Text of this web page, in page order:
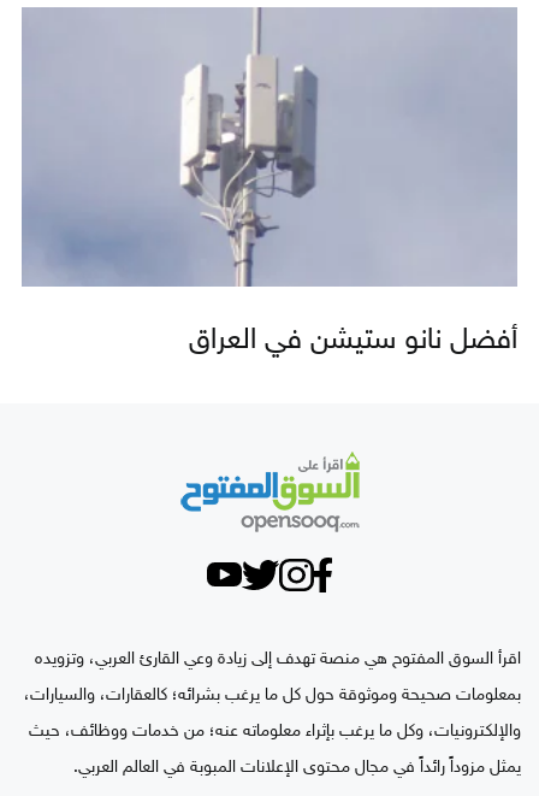
أفضل نانو ستيشن في العراق
اقرأ السوق المفتوح هي منصة تهدف إلى زيادة وعي القارئ العربي، وتزويده
بمعلومات صحيحة وموثوقة حول كل ما يرغب بشرائه؛ كالعقارات، والسيارات،
والإلكترونيات، وكل ما يرغب بإثراء معلوماته عنه؛ من خدمات ووظائف، حيث
يمثل مزوداً رائداً في مجال محتوى الإعلانات المبوبة في العالم العربي.